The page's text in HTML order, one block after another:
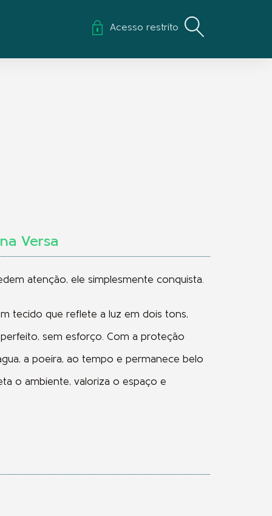
Acesso restrito
Versa
atenção, ele simplesmente conquista.
tecido que reflete a luz em dois tons,
sem esforço. Com a proteção
a poeira, ao tempo e permanece belo
o ambiente, valoriza o espaço e